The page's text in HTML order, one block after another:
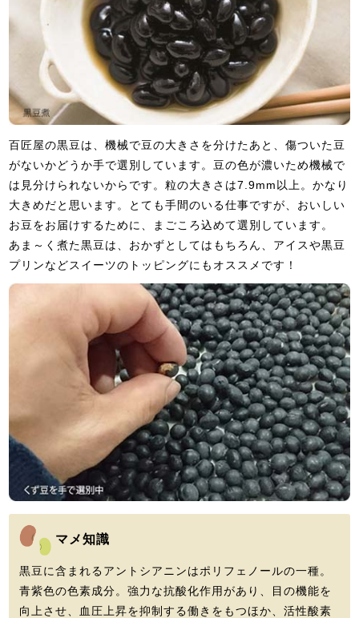
百匠屋の黒豆は、機械で豆の大きさを分けたあと、傷ついた豆
がないかどうか手で選別しています。豆の色が濃いため機械で
は見分けられないからです。粒の大きさは7.9mm以上。かなり
大きめだと思います。とても手間のいる仕事ですが、おいしい
お豆をお届けするために、まごころ込めて選別しています。
あま～く煮た黒豆は、おかずとしてはもちろん、アイスや黒豆
プリンなどスイーツのトッピングにもオススメです！
マメ知識
黒豆に含まれるアントシアニンはポリフェノールの一種。
青紫色の色素成分。強力な抗酸化作用があり、目の機能を
向上させ、血圧上昇を抑制する働きをもつほか、活性酸素